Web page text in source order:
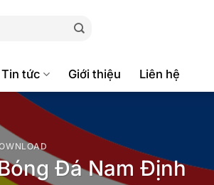
Tin tức Giới thiệu Liên hệ
Đá Nam Định